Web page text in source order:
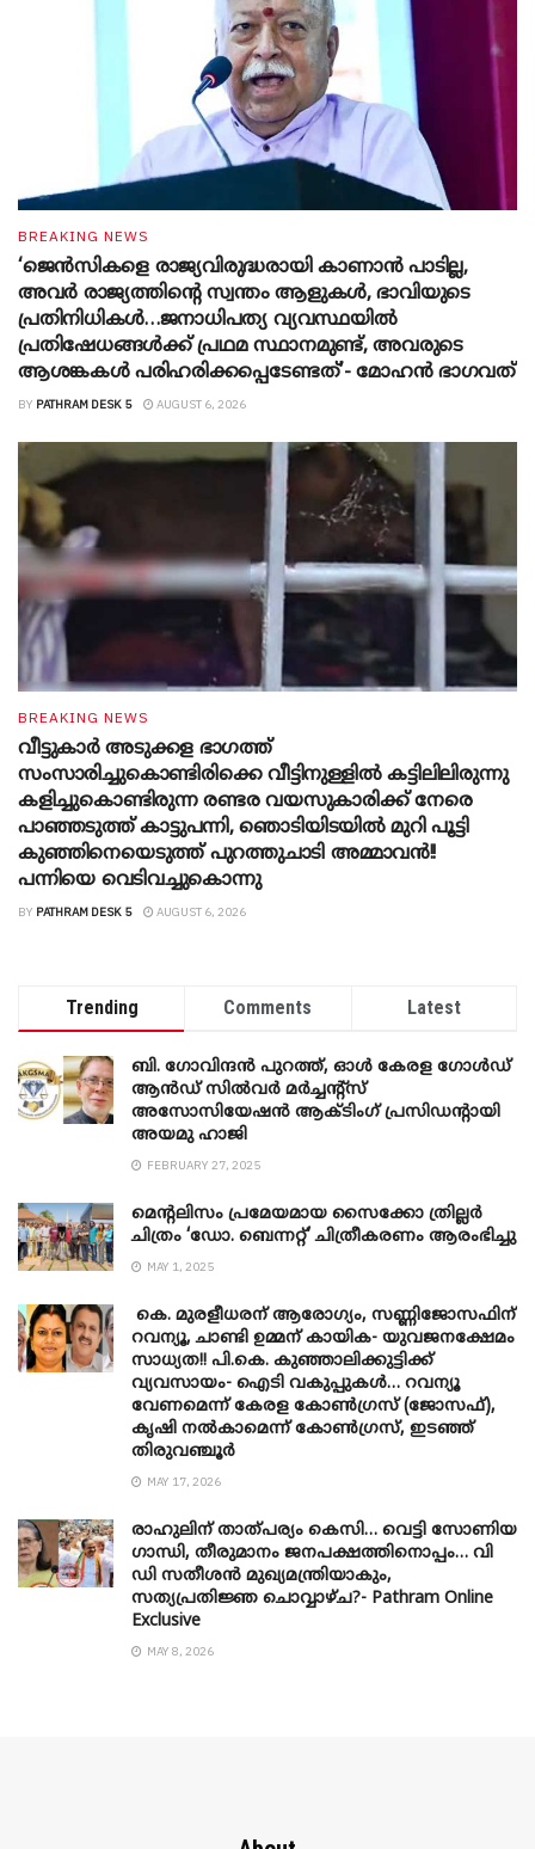
BREAKING NEWS
‘ജെൻസികളെ രാജ്യവിരുദ്ധരായി കാണാൻ പാടില്ല,
അവർ രാജ്യത്തിന്റെ സ്വന്തം ആളുകൾ, ഭാവിയുടെ
പ്രതിനിധികൾ…ജനാധിപത്യ വ്യവസ്ഥയിൽ
പ്രതിഷേധങ്ങൾക്ക് പ്രഥമ സ്ഥാനമുണ്ട്, അവരുടെ
ആശങ്കകൾ പരിഹരിക്കപ്പെടേണ്ടത്’- മോഹൻ ഭാ​ഗവത്
BY PATHRAM DESK 5 AUGUST 6, 2026
BREAKING NEWS
വീട്ടുകാർ അ‌ടുക്കള ഭാ​ഗത്ത്
സംസാരിച്ചുകൊണ്ടിരിക്കെ വീട്ടിനുള്ളിൽ കട്ടിലിലിരുന്നു
കളിച്ചുകൊണ്ടിരുന്ന രണ്ടര വയസുകാരിക്ക് നേരെ
പാഞ്ഞടുത്ത് കാട്ടുപന്നി, ‍ഞൊടിയി‌ടയിൽ മുറി പൂട്ടി
കുഞ്ഞിനെയെടുത്ത് പുറത്തുചാടി അമ്മാവൻ!!
പന്നിയെ വെടിവച്ചുകൊന്നു
BY PATHRAM DESK 5 AUGUST 6, 2026
Trending Comments Latest
ബി. ​ഗോവിന്ദൻ പുറത്ത്, ഓൾ കേരള ഗോൾഡ്
ആൻഡ് സിൽവർ മർച്ചന്റ്സ്
അസോസിയേഷൻ ആക്ടിംഗ് പ്രസിഡന്റായി
അയമു ഹാജി
FEBRUARY 27, 2025
മെന്‍റലിസം പ്രമേയമായ സൈക്കോ ത്രില്ലർ
ചിത്രം ‘ഡോ. ബെന്നറ്റ്’ ചിത്രീകരണം ആരംഭിച്ചു
MAY 1, 2025
കെ. മുരളീധരന് ആരോഗ്യം, സണ്ണിജോസഫിന്
റവന്യൂ, ചാണ്ടി ഉമ്മന് കായിക- യുവജനക്ഷേമം
സാധ്യത!! പി.കെ. കുഞ്ഞാലിക്കുട്ടിക്ക്
വ്യവസായം- ഐടി വകുപ്പുകൾ… റവന്യൂ
വേണമെന്ന് കേരള കോൺഗ്രസ് (ജോസഫ്),
കൃഷി നൽകാമെന്ന് കോൺഗ്രസ്, ഇടഞ്ഞ്
തിരുവഞ്ചൂർ
MAY 17, 2026
രാഹുലിന് താത്പര്യം കെസി… വെട്ടി സോണിയ
​ഗാന്ധി, തീരുമാനം ജനപക്ഷത്തിനൊപ്പം… വി
ഡി സതീശൻ മുഖ്യമന്ത്രിയാകും,
സത്യപ്രതിജ്ഞ ചൊവ്വാഴ്ച?- Pathram Online
Exclusive
MAY 8, 2026